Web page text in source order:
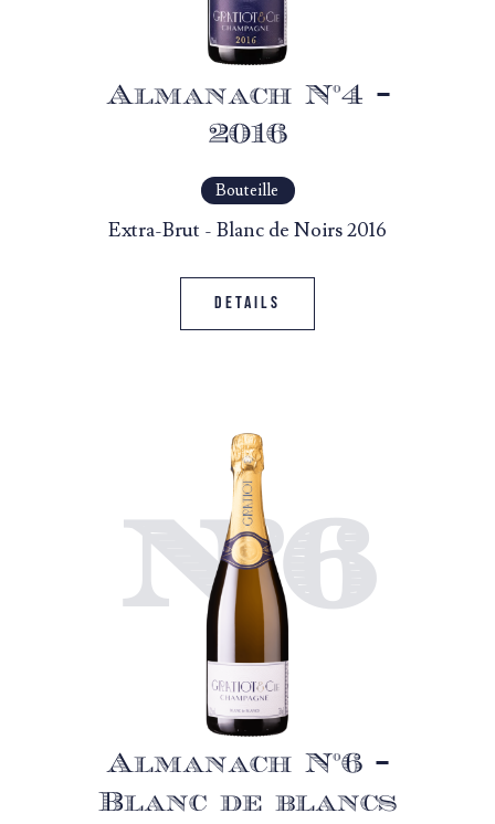
Almanach N°4 –
2016
Bouteille
Extra-Brut - Blanc de Noirs 2016
Details
N°6
Almanach N°6 –
Blanc de blancs